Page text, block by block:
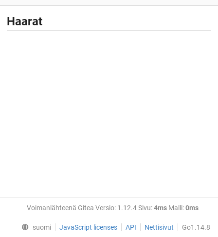
Haarat
Voimanlähteenä Gitea Versio: 1.12.4 Sivu:4msMalli:0ms
suomi JavaScript licenses API Nettisivut Go1.14.8